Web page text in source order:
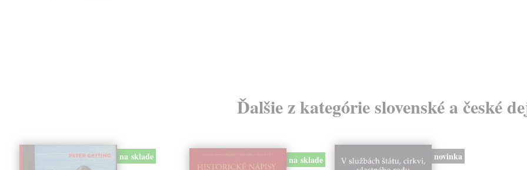
Ďalšie z kategórie slovenské a české
na sklade na sklade novinka